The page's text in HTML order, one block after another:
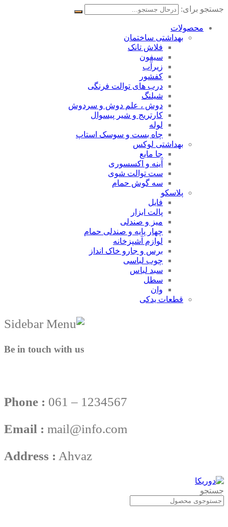
جستجو برای:
محصولات
بهداشتی ساختمان
فلاش تانک
سیفون
زیرآب
کفشور
درب های توالت فرنگی
شیلنگ
دوش ، علم دوش و سردوش
کارتریج و شیر پیسوال
لوله
چاه بست و سوسک استاپ
بهداشتی لوکس
جا مایع
آینه و اکسسوری
ست توالت شوی
سه گوش حمام
پلاسکو
فایل
پالت ابزار
میز و صندلی
چهار پایه و صندلی حمام
لوازم آشپزخانه
برس و جارو خاک انداز
چوب لباسی
سبد لباس
سطل
وان
قطعات یدکی
Be in touch with us
Phone : 061 – 1234567
Email : mail@info.com
Address : Ahvaz
جستجو